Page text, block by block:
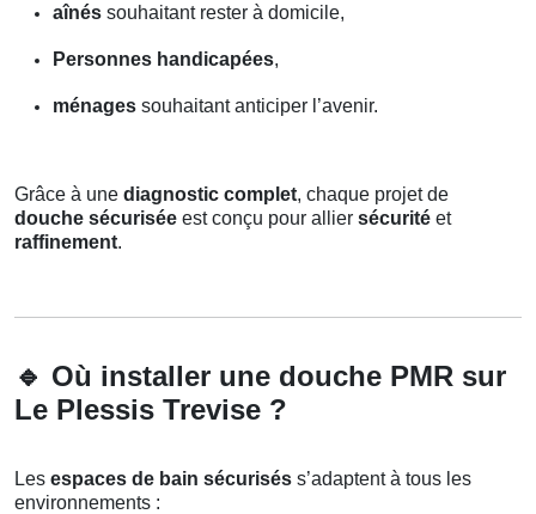
aînés souhaitant rester à domicile,
Personnes handicapées,
ménages souhaitant anticiper l’avenir.
Grâce à une diagnostic complet, chaque projet de
douche sécurisée est conçu pour allier sécurité et
raffinement.
🔹 Où installer une douche PMR sur
Le Plessis Trevise ?
Les espaces de bain sécurisés s’adaptent à tous les
environnements :